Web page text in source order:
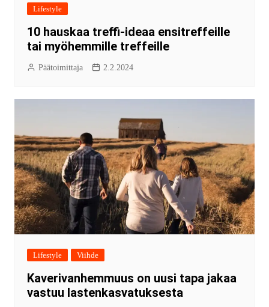
Lifestyle
10 hauskaa treffi-ideaa ensitreffeille
tai myöhemmille treffeille
Päätoimittaja 2.2.2024
Lifestyle Viihde
Kaverivanhemmuus on uusi tapa jakaa
vastuu lastenkasvatuksesta